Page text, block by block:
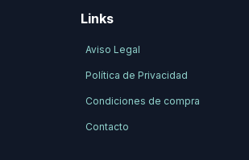
Links
Aviso Legal
Política de Privacidad
Condiciones de compra
Contacto